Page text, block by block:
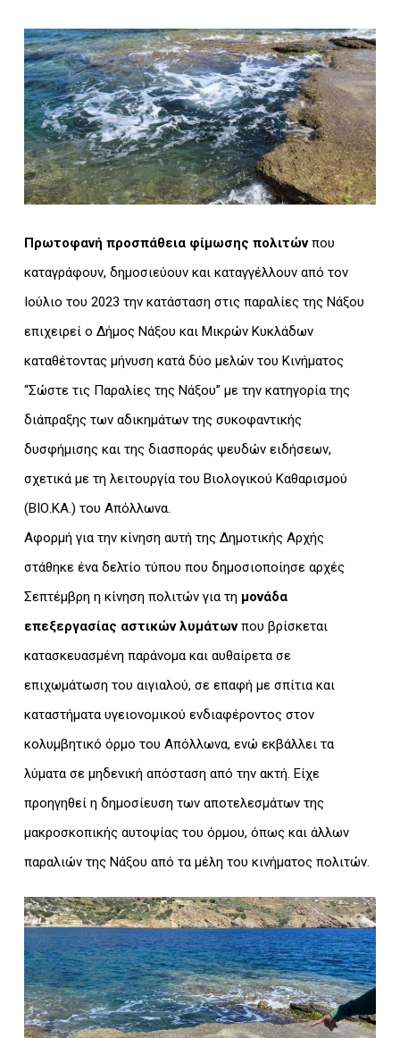
Πρωτοφανή προσπάθεια φίμωσης πολιτώνπου
καταγράφουν, δημοσιεύουν και καταγγέλλουν από τον
Ιούλιο του 2023 την κατάσταση στις παραλίες της Νάξου
επιχειρεί ο Δήμος Νάξου και Μικρών Κυκλάδων
καταθέτοντας μήνυση κατά δύο μελών του Κινήματος
“Σώστε τις Παραλίες της Νάξου” με την κατηγορία της
διάπραξης των αδικημάτων της συκοφαντικής
δυσφήμισης και της διασποράς ψευδών ειδήσεων,
σχετικά με τη λειτουργία του Βιολογικού Καθαρισμού
(ΒΙΟ.ΚΑ.) του Απόλλωνα.
Αφορμή για την κίνηση αυτή της Δημοτικής Αρχής
στάθηκε ένα δελτίο τύπου που δημοσιοποίησε αρχές
Σεπτέμβρη η κίνηση πολιτών για τη μονάδα
επεξεργασίας αστικών λυμάτωνπου βρίσκεται
κατασκευασμένη παράνομα και αυθαίρετα σε
επιχωμάτωση του αιγιαλού, σε επαφή με σπίτια και
καταστήματα υγειονομικού ενδιαφέροντος στον
κολυμβητικό όρμο του Απόλλωνα, ενώ εκβάλλει τα
λύματα σε μηδενική απόσταση από την ακτή. Είχε
προηγηθεί η δημοσίευση των αποτελεσμάτων της
μακροσκοπικής αυτοψίας του όρμου, όπως και άλλων
παραλιών της Νάξου από τα μέλη του κινήματος πολιτών.